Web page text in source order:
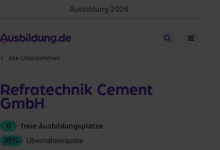
Ausbildung 2026
Stellen finden
Alle Unternehmen
Refratechnik Cement
GmbH
0
freie Ausbildungsplätze
95%
Übernahmequote